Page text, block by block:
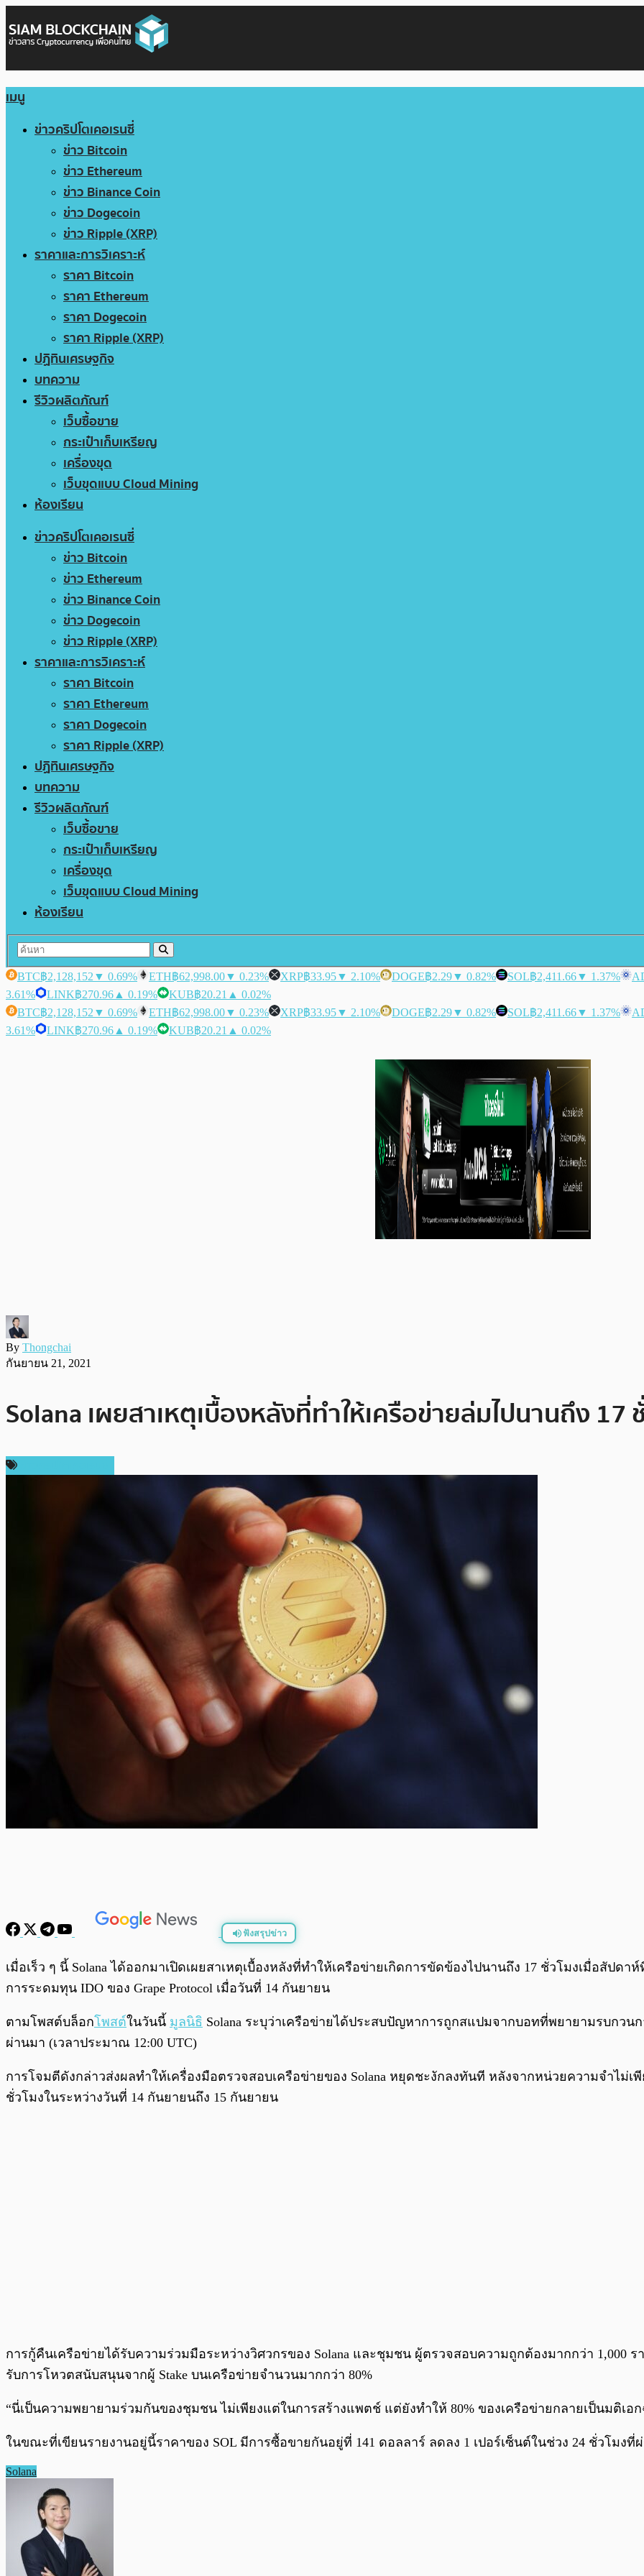
เมนู
ข่าวคริปโตเคอเรนซี่
ข่าว Bitcoin
ข่าว Ethereum
ข่าว Binance Coin
ข่าว Dogecoin
ข่าว Ripple (XRP)
ราคาและการวิเคราะห์
ราคา Bitcoin
ราคา Ethereum
ราคา Dogecoin
ราคา Ripple (XRP)
ปฏิทินเศรษฐกิจ
บทความ
รีวิวผลิตภัณฑ์
เว็บซื้อขาย
กระเป๋าเก็บเหรียญ
เครื่องขุด
เว็บขุดแบบ Cloud Mining
ห้องเรียน
ข่าวคริปโตเคอเรนซี่
ข่าว Bitcoin
ข่าว Ethereum
ข่าว Binance Coin
ข่าว Dogecoin
ข่าว Ripple (XRP)
ราคาและการวิเคราะห์
ราคา Bitcoin
ราคา Ethereum
ราคา Dogecoin
ราคา Ripple (XRP)
ปฏิทินเศรษฐกิจ
บทความ
รีวิวผลิตภัณฑ์
เว็บซื้อขาย
กระเป๋าเก็บเหรียญ
เครื่องขุด
เว็บขุดแบบ Cloud Mining
ห้องเรียน
BTC฿2,128,152 ▼ 0.69% ETH฿62,998.00▼ 0.23% XRP฿33.95▼ 2.10% DOGE฿2.29▼ 0.82% SOL฿2,411.66▼ 1.37%
3.61%
LINK฿270.96 ▲ 0.19% KUB฿20.21 ▲ 0.02%
BTC฿2,128,152 ▼ 0.69% ETH฿62,998.00▼ 0.23% XRP฿33.95▼ 2.10% DOGE฿2.29▼ 0.82% SOL฿2,411.66▼ 1.37%
3.61%
LINK฿270.96 ▲ 0.19% KUB฿20.21 ▲ 0.02%
By Thongchai
กันยายน 21, 2021
Solana เผยสาเหตุเบื้องหลังที่ทำให้เครือข่ายล่มไปนานถึง 17
ฟังสรุปข่าว
พร้อมเล่น
เมื่อเร็ว ๆ นี้ Solana ได้ออกมาเปิดเผยสาเหตุเบื้องหลังที่ทำให้เครือข่ายเกิดการขัดข้องไปนานถึง 17 ชั่วโมงเมื่อสัป
การระดมทุน IDO ของ Grape Protocol เมื่อวันที่ 14 กันยายน
ตามโพสต์บล็อกโพสต์ในวันนี้ มูลนิธิ Solana ระบุว่าเครือข่ายได้ประสบปัญหาการถูกสแปมจากบอทที่พยายามรบกวน
ผ่านมา (เวลาประมาณ 12:00 UTC)
การโจมตีดังกล่าวส่งผลทำให้เครื่องมือตรวจสอบเครือข่ายของ Solana หยุดชะงักลงทันที หลังจากหน่วยความจำไม่เ
ชั่วโมงในระหว่างวันที่ 14 กันยายนถึง 15 กันยายน
การกู้คืนเครือข่ายได้รับความร่วมมือระหว่างวิศวกรของ Solana และชุมชน ผู้ตรวจสอบความถูกต้องมากกว่า 1,000
รับการโหวตสนับสนุนจากผู้ Stake บนเครือข่ายจำนวนมากกว่า 80%
“นี่เป็นความพยายามร่วมกันของชุมชน ไม่เพียงแต่ในการสร้างแพตช์ แต่ยังทำให้ 80% ของเครือข่ายกลายเป็นมติเอ
ในขณะที่เขียนรายงานอยู่นี้ราคาของ SOL มีการซื้อขายกันอยู่ที่ 141 ดอลลาร์ ลดลง 1 เปอร์เซ็นต์ในช่วง 24 ชั่วโมงที่ผ่
Solana